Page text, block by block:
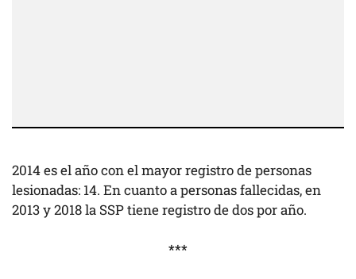
2014 es el año con el mayor registro de personas
lesionadas: 14. En cuanto a personas fallecidas, en
2013 y 2018 la SSP tiene registro de dos por año.
***